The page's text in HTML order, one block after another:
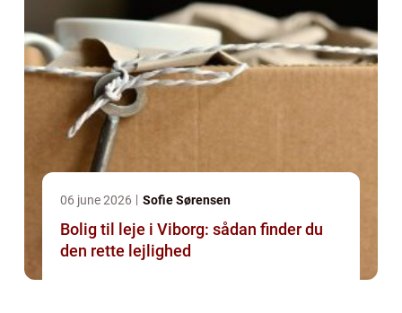
06 june 2026 Sofie Sørensen
Bolig til leje i Viborg: sådan finder du
den rette lejlighed